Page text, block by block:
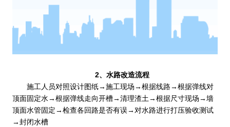
2、水路改造流程
施工人员对照设计图纸→施工现场→根据线路→根据弹线对
顶面固定水→根据弹线走向开槽→清理渣土→根据尺寸现场→墙
顶面水管固定→检查各回路是否有误→对水路进行打压验收测试
→封闭水槽